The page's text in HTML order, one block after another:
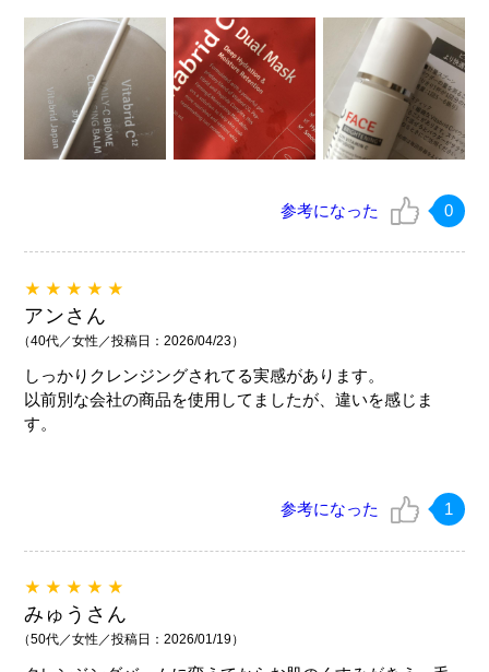
参考になった 0
★★★★★
アンさん
（40代／女性／投稿日：2026/04/23）
しっかりクレンジングされてる実感があります。
以前別な会社の商品を使用してましたが、違いを感じま
す。
参考になった 1
★★★★★
みゅうさん
（50代／女性／投稿日：2026/01/19）